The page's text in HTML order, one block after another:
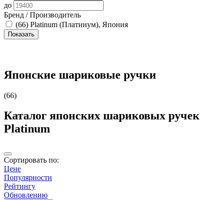
до
Бренд / Производитель
(66) Platinum (Платинум), Япония
Японские шариковые ручки
(66)
Каталог японских шариковых ручек
Platinum
Сортировать по:
Цене
Популярности
Рейтингу
Обновлению